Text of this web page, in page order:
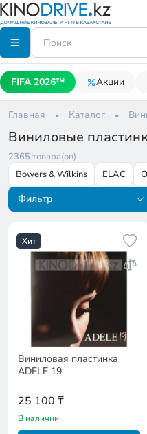
FIFA 2026™ Акции
Главная Каталог
Виниловые
2365 товара(ов)
Bowers & Wilkins
ELAC
Фильтр
Хит
Виниловая пластинка
ADELE 19
25 100 ₸
В наличии